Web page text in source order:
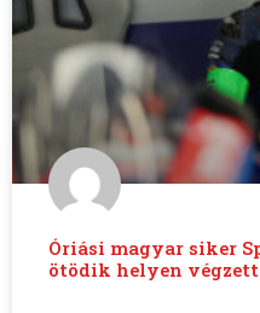
Óriási magyar siker
ötödik helyen végzett